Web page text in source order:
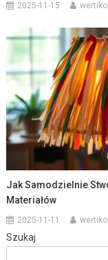
2025-11-15
Jak Samodzielnie
Materiałów
2025-11-11
Szukaj